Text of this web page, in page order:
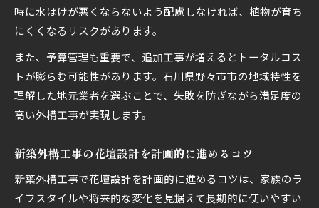
時に水はけが悪くならないよう配慮しなければ、植物が育ち
にくくなるリスクがあります。
また、予算管理も重要で、追加工事が増えるとトータルコス
トが膨らむ可能性があります。石川県野々市市の地域特性を
理解した地元業者を選ぶことで、失敗を防ぎながら満足度の
高い外構工事が実現します。
新築外構工事の花壇設計を計画的に進めるコツ
新築外構工事で花壇設計を計画的に進めるコツは、家族のラ
イフスタイルや将来的な変化を見据えて長期的に使いやすい